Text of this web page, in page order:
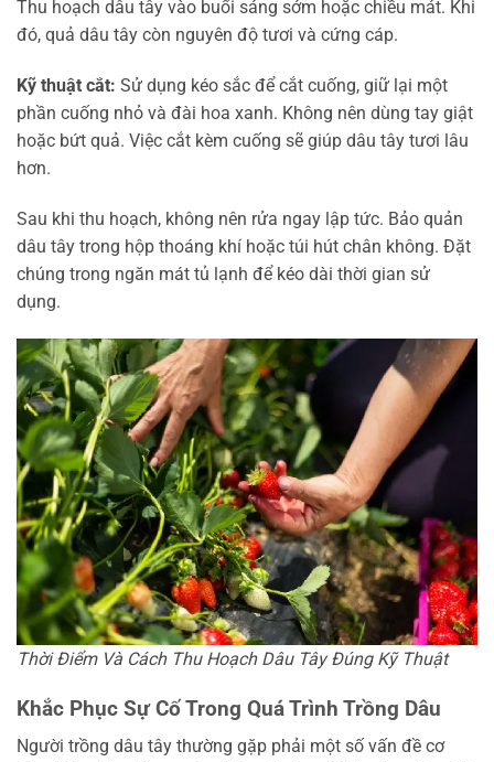
Thu hoạch dâu tây vào buổi sáng sớm hoặc chiều mát. Khi
đó, quả dâu tây còn nguyên độ tươi và cứng cáp.
Kỹ thuật cắt: Sử dụng kéo sắc để cắt cuống, giữ lại một
phần cuống nhỏ và đài hoa xanh. Không nên dùng tay giật
hoặc bứt quả. Việc cắt kèm cuống sẽ giúp dâu tây tươi lâu
hơn.
Sau khi thu hoạch, không nên rửa ngay lập tức. Bảo quản
dâu tây trong hộp thoáng khí hoặc túi hút chân không. Đặt
chúng trong ngăn mát tủ lạnh để kéo dài thời gian sử
dụng.
Thời Điểm Và Cách Thu Hoạch Dâu Tây Đúng Kỹ Thuật
Khắc Phục Sự Cố Trong Quá Trình Trồng Dâu
Người trồng dâu tây thường gặp phải một số vấn đề cơ